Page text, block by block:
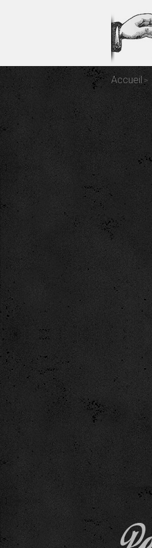
Accueil